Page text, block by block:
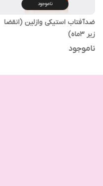
ناموجود
ضدآفتاب استیکی وازلین (انقضا
زیر ۳ماه)
ناموجود